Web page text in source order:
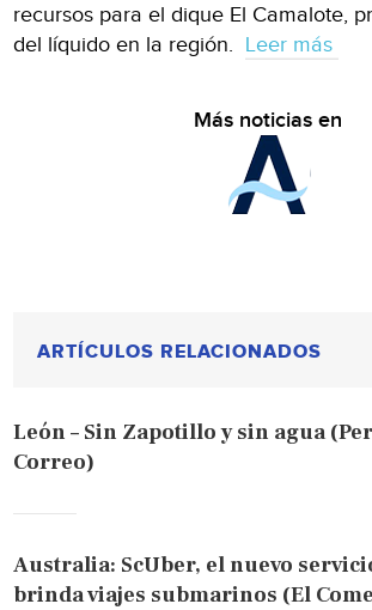
recursos para el dique El Camalote,
del líquido en la región. Leer más
Más noticias en
ARTÍCULOS RELACIONADOS
León – Sin Zapotillo y sin agua
Correo)
Australia: ScUber, el nuevo
brinda viajes submarinos (El